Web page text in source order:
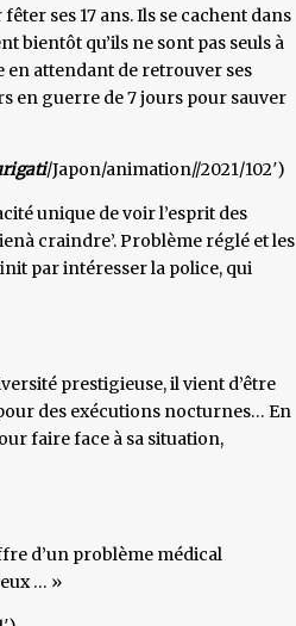
ses 17 ans. Ils se cachent dans
bientôt qu’ils ne sont pas seuls à
en attendant de retrouver ses
en guerre de 7 jours pour sauver
/Japon/animation//2021/102′)
unique de voir l’esprit des
craindre’. Problème réglé et les
par intéresser la police, qui
prestigieuse, il vient d’être
des exécutions nocturnes… En
faire face à sa situation,
d’un problème médical
… »